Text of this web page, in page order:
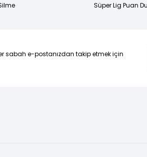
Süper Lig Puan
sabah e-postanızdan takip etmek için